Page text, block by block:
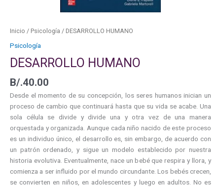
Inicio / Psicología / DESARROLLO HUMANO
Psicología
DESARROLLO HUMANO
B/.40.00
Desde el momento de su concepción, los seres humanos inician un
proceso de cambio que continuará hasta que su vida se acabe. Una
sola célula se divide y divide una y otra vez de una manera
orquestada y organizada. Aunque cada niño nacido de este proceso
es un individuo único, el desarrollo es, sin embargo, de acuerdo con
un patrón ordenado, y sigue un modelo establecido por nuestra
historia evolutiva. Eventualmente, nace un bebé que respira y llora, y
comienza a ser influido por el mundo circundante. Los bebés crecen,
se convierten en niños, en adolescentes y luego en adultos. No es